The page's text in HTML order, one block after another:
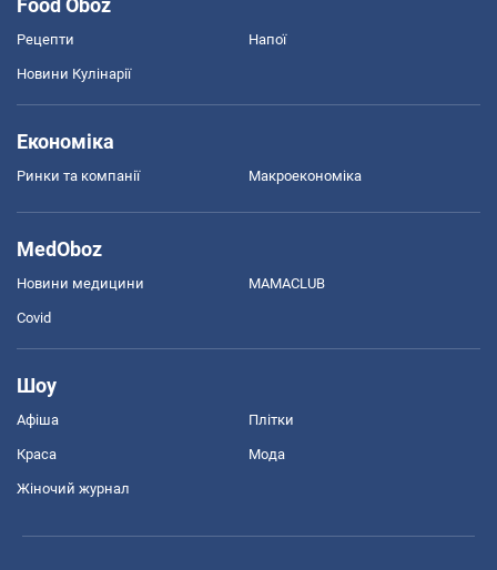
Food Oboz
Рецепти Напої
Новини Кулінарії
Економіка
Ринки та компанії Макроекономіка
MedOboz
Новини медицини MAMACLUB
Covid
Шоу
Афіша Плітки
Краса Мода
Жіночий журнал